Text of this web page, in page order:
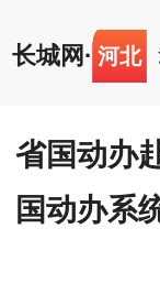
长城网 · 河北
省国动办
国动办系